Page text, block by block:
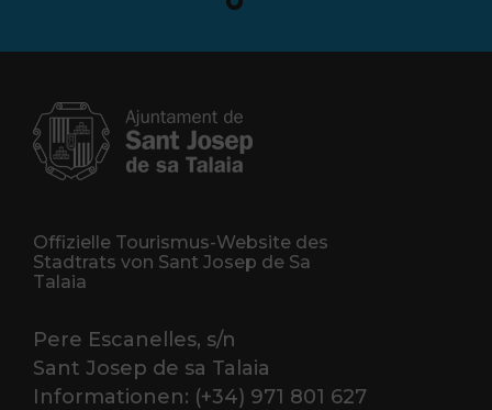
Offizielle Tourismus-Website des
Stadtrats von Sant Josep de Sa
Talaia
Pere Escanelles, s/n
Sant Josep de sa Talaia
Informationen: (+34) 971 801 627